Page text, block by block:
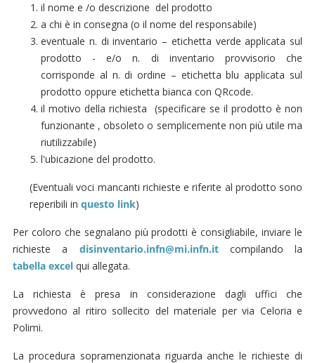
il nome e /o descrizione del prodotto
a chi è in consegna (o il nome del responsabile)
eventuale n. di inventario – etichetta verde applicata sul
prodotto - e/o n. di inventario provvisorio che
corrisponde al n. di ordine – etichetta blu applicata sul
prodotto oppure etichetta bianca con QRcode.
il motivo della richiesta (specificare se il prodotto è non
funzionante , obsoleto o semplicemente non più utile ma
riutilizzabile)
l'ubicazione del prodotto.
(Eventuali voci mancanti richieste e riferite al prodotto sono
reperibili in questo link)
Per coloro che segnalano più prodotti è consigliabile, inviare le
richieste a disinventario.infn@mi.infn.itcompilando la
tabella excel qui allegata.
La richiesta è presa in considerazione dagli uffici che
provvedono al ritiro sollecito del materiale per via Celoria e
Polimi.
La procedura sopramenzionata riguarda anche le richieste di